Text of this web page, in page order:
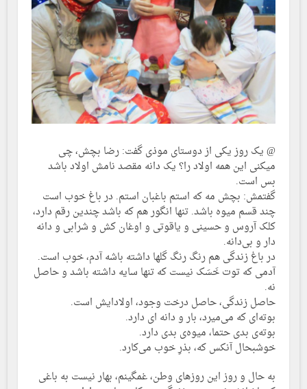
@ یک روز یکی از دوستای موذی گفت: رضا بچش، چی
میکنی این همه اولاد را؟ یک دانه مقصد نامش اولاد باشد
بس است.
گفتمش: بچش مه که استم باغبان استم. در باغ خوب است
چند قسم میوه باشد. تنها انگور هم که باشد چندین رقم دارد،
کلک آروس و حسینی و یاقوتی و اوغان کش و شرابی و دانه
دار و بی‌دانه.
در باغ زندگی هم رنگ رنگ گلها داشته باشه آدم، خوب است.
آدمی که توت خَسَک نیست که تنها سایه داشته باشد و حاصل
نه.
حاصل زندگی، حاصل درخت وجود، اولادایش است.
بوته‌ای که می‌میرد، بار و دانه ای دارد.
بوته‌ی بدی حتما، میوه‌ی بدی دارد.
خوشبحال آنکس که، بذرِ خوب می‌کارد.
به حال و روز این روزهای وطن، غمگینم، بهار نیست به باغی